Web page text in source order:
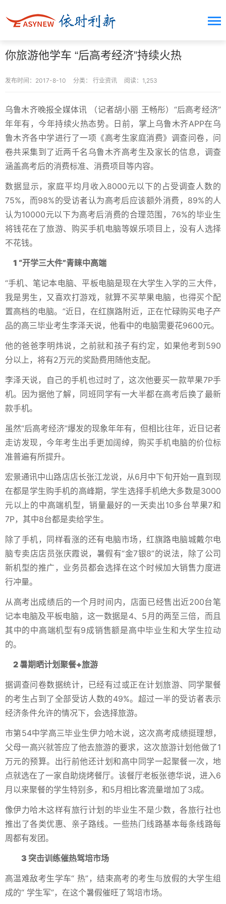
你旅游他学车 “后高考经济”持续火热
发布时间：2017-8-10 分类： 行业资讯 阅读：1,253
乌鲁木齐晚报全媒体讯 （记者胡小丽 王畅彤）“后高考经济”
年年有，今年持续火热态势。日前，掌上乌鲁木齐APP在乌
鲁木齐各中学进行了一项《高考生家庭消费》调查问卷，问
卷共采集到了近两千名乌鲁木齐高考生及家长的信息，调查
涵盖高考后的消费标准、消费项目等内容。
数据显示，家庭平均月收入8000元以下的占受调查人数的
75%，而98%的受访者认为高考后应该额外消费，89%的人
认为10000元以下为高考后消费的合理范围，76%的毕业生
将钱花在了旅游、购买手机电脑等娱乐项目上，没有人选择
不花钱。
1 “开学三大件”青睐中高端
“手机、笔记本电脑、平板电脑是现在大学生入学的三大件，
我是男生，又喜欢打游戏，就算不买苹果电脑，也得买个配
置高档的电脑。”近日，在红旗路附近，正在忙碌购买电子产
品的高三毕业考生李泽天说，他看中的电脑需要花9600元。
他的爸爸李明炜说，之前就和孩子有约定，如果他考到590
分以上，将有2万元的奖励费用随他支配。
李泽天说，自己的手机也过时了，这次他要买一款苹果7P手
机。因为据他了解，同班同学有一大半都在高考后换了最新
款手机。
虽然“后高考经济”爆发的现象年年有，但相比往年，近日记者
走访发现，今年考生出手更加阔绰，购买手机电脑的价位标
准普遍有所提升。
宏景通讯中山路店店长张江龙说，从6月中下旬开始一直到现
在都是学生购手机的高峰期，学生选择手机绝大多数是3000
元以上的中高端机型，销量最好的一天卖出10多台苹果7和
7P，其中8台都是卖给学生。
除了手机，同样看涨的还有电脑市场，红旗路电脑城戴尔电
脑专卖店店员张庆霞说，暑假有“金7银8”的说法，除了公司
新机型的推广，业务员都会选择在这个时候加大销售力度进
行冲量。
从高考出成绩后的一个月时间内，店面已经售出近200台笔
记本电脑及平板电脑，这一数据是4、5月的两至三倍，而且
其中的中高端机型有9成销售额是高中毕业生和大学生拉动
的。
2 暑期晒计划聚餐+旅游
据调查问卷数据统计，已经有过或正在计划旅游、同学聚餐
的考生占到了全部受访人数的49%。超过一半的受访者表示
经济条件允许的情况下，会选择旅游。
市第54中学高三毕业生伊力哈木说，这次高考成绩挺理想，
父母一高兴就答应了他去旅游的要求，这次旅游计划他做了1
万元的预算。出行前他还计划和高中同学一起聚餐一次，地
点就选在了一家自助烧烤餐厅。该餐厅老板张德华说，进入6
月以来聚餐的学生特别多，和5月相比客流量增加了3成。
像伊力哈木这样有旅行计划的毕业生不是少数，各旅行社也
推出了各类优惠、亲子路线。一些热门线路基本每条线路每
周都有发团。
3 突击训练催热驾培市场
高温难敌考生学车“ 热”，结束高考的考生与放假的大学生组
成的“ 学生军”，在这个暑假催旺了驾培市场。